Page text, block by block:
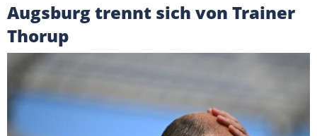
Augsburg trennt sich von Trainer
Thorup